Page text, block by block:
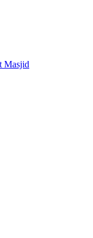
Masjid